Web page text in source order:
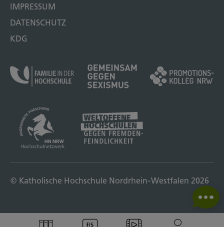
IMPRESSUM
DATENSCHUTZ
KDG
© Katholische Hochschule Nordrhein-Westfalen 2026